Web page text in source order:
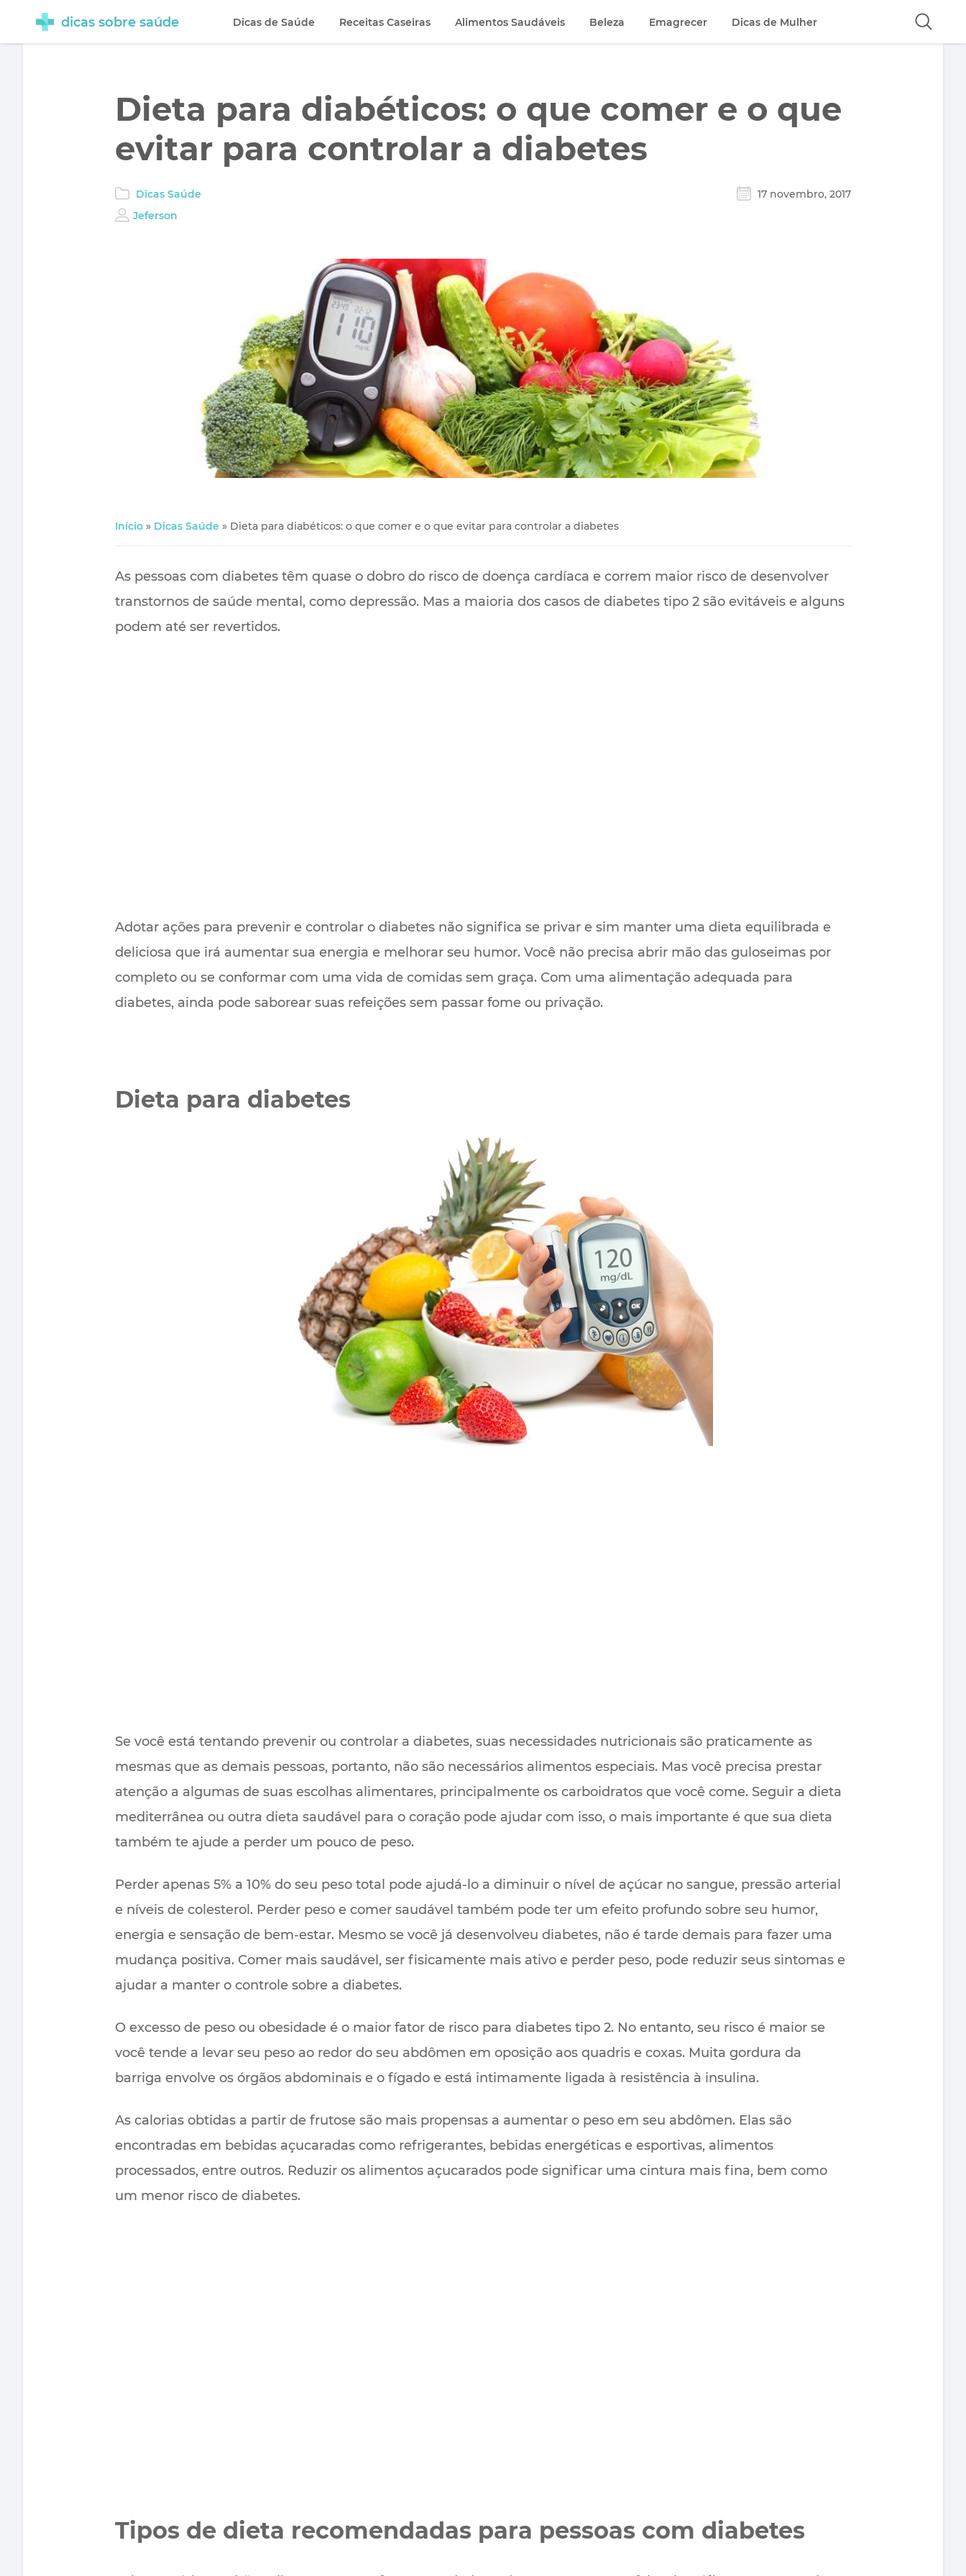
Dieta para diabéticos: o que comer e o que
evitar para controlar a diabetes
Dicas Saúde
17 novembro, 2017
Jeferson
Início » Dicas Saúde » Dieta para diabéticos: o que comer e o que evitar para controlar a diabetes
As pessoas com diabetes têm quase o dobro do risco de doença cardíaca e correm maior risco de desenvolver
transtornos de saúde mental, como depressão. Mas a maioria dos casos de diabetes tipo 2 são evitáveis ​​e alguns
podem até ser revertidos.
Adotar ações para prevenir e controlar o diabetes não significa se privar e sim manter uma dieta equilibrada e
deliciosa que irá aumentar sua energia e melhorar seu humor. Você não precisa abrir mão das guloseimas por
completo ou se conformar com uma vida de comidas sem graça. Com uma alimentação adequada para
diabetes, ainda pode saborear suas refeições sem passar fome ou privação.
Dieta para diabetes
Se você está tentando prevenir ou controlar a diabetes, suas necessidades nutricionais são praticamente as
mesmas que as demais pessoas, portanto, não são necessários alimentos especiais. Mas você precisa prestar
atenção a algumas de suas escolhas alimentares, principalmente os carboidratos que você come. Seguir a dieta
mediterrânea ou outra dieta saudável para o coração pode ajudar com isso, o mais importante é que sua dieta
também te ajude a perder um pouco de peso.
Perder apenas 5% a 10% do seu peso total pode ajudá-lo a diminuir o nível de açúcar no sangue, pressão arterial
e níveis de colesterol. Perder peso e comer saudável também pode ter um efeito profundo sobre seu humor,
energia e sensação de bem-estar. Mesmo se você já desenvolveu diabetes, não é tarde demais para fazer uma
mudança positiva. Comer mais saudável, ser fisicamente mais ativo e perder peso, pode reduzir seus sintomas e
ajudar a manter o controle sobre a diabetes.
O excesso de peso ou obesidade é o maior fator de risco para diabetes tipo 2. No entanto, seu risco é maior se
você tende a levar seu peso ao redor do seu abdômen em oposição aos quadris e coxas. Muita gordura da
barriga envolve os órgãos abdominais e o fígado e está intimamente ligada à resistência à insulina.
As calorias obtidas a partir de frutose são mais propensas a aumentar o peso em seu abdômen. Elas são
encontradas em bebidas açucaradas como refrigerantes, bebidas energéticas e esportivas, alimentos
processados, entre outros. Reduzir os alimentos açucarados pode significar uma cintura mais fina, bem como
um menor risco de diabetes.
Tipos de dieta recomendadas para pessoas com diabetes
dicas sobre saúde Dicas de Saúde Receitas Caseiras Alimentos Saudáveis Beleza Emagrecer Dicas de Mulher